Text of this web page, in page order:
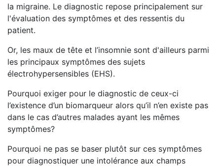
la migraine. Le diagnostic repose principalement sur
l'évaluation des symptômes et des ressentis du
patient.
Or, les maux de tête et l’insomnie sont d'ailleurs parmi
les principaux symptômes des sujets
électrohypersensibles (EHS).
Pourquoi exiger pour le diagnostic de ceux-ci
l’existence d’un biomarqueur alors qu’il n’en existe pas
dans le cas d’autres malades ayant les mêmes
symptômes?
Pourquoi ne pas se baser plutôt sur ces symptômes
pour diagnostiquer une intolérance aux champs